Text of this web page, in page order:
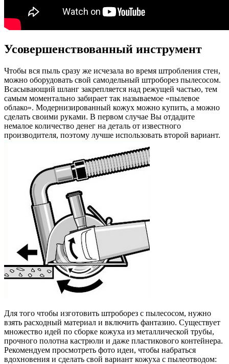
Усовершенствованный инструмент
Чтобы вся пыль сразу же исчезала во время штробления стен,
можно оборудовать свой самодельный штроборез пылесосом.
Всасывающий шланг закрепляется над режущей частью, тем
самым моментально забирает так называемое «пылевое
облако». Модернизированный кожух можно купить, а можно
сделать своими руками. В первом случае Вы отдадите
немалое количество денег на деталь от известного
производителя, поэтому лучше использовать второй вариант.
Для того чтобы изготовить штроборез с пылесосом, нужно
взять расходный материал и включить фантазию. Существует
множество идей по сборке кожуха из металлической трубы,
прочного полотна кастрюли и даже пластикового контейнера.
Рекомендуем просмотреть фото идеи, чтобы набраться
вдохновения и сделать свой вариант кожуха с пылеотводом: